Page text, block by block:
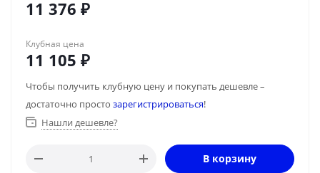
11 376 ₽
Клубная цена
11 105 ₽
Чтобы получить клубную цену и покупать дешевле –
достаточно просто зарегистрироваться!
Нашли дешевле?
В корзину